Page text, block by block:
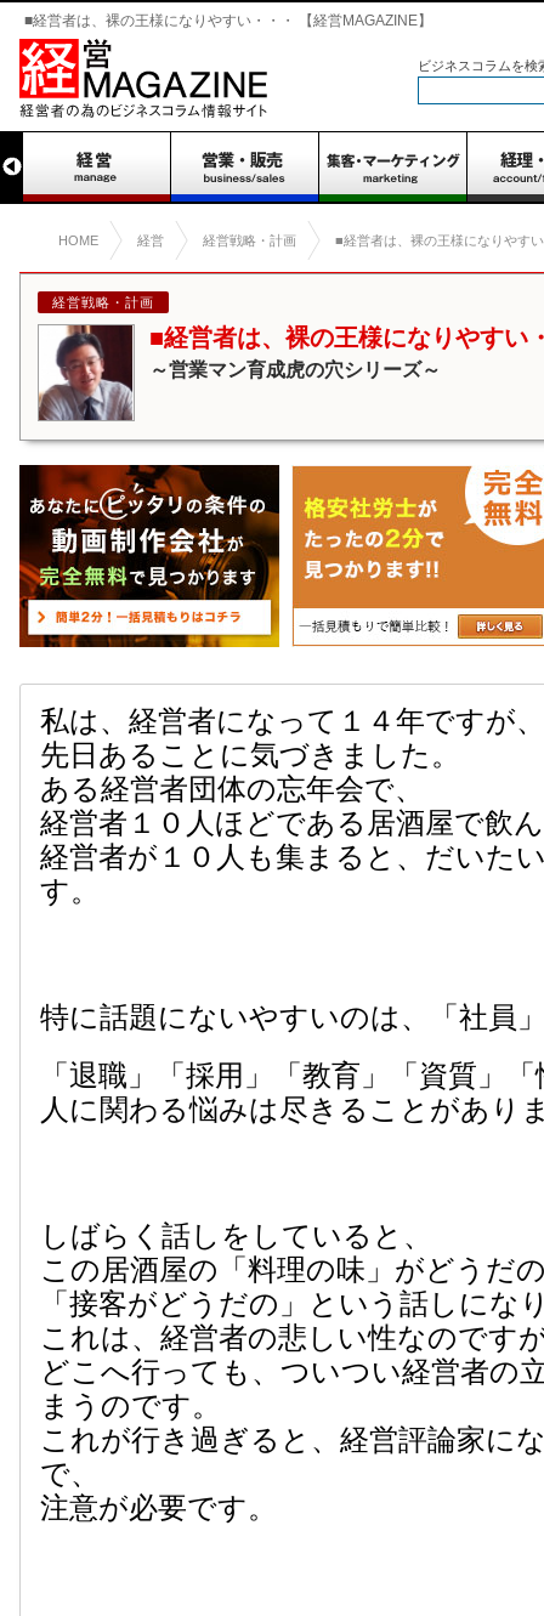
■経営者は、裸の王様になりやすい・・・ 【経営MAGAZINE】
ビジネスコラムを検
HOME 経営 経営戦略・計画 ■経営者は、裸の王様になりやす
経営戦略・計画
■経営者は、裸の王様になりやすい
～営業マン育成虎の穴シリーズ～
私は、経営者になって１４年ですが、
先日あることに気づきました。
ある経営者団体の忘年会で、
経営者１０人ほどである居酒屋で飲
経営者が１０人も集まると、だいた
す。
特に話題にないやすいのは、「社員
「退職」「採用」「教育」「資質」
人に関わる悩みは尽きることがあり
しばらく話しをしていると、
この居酒屋の「料理の味」がどうだ
「接客がどうだの」という話しにな
これは、経営者の悲しい性なのです
どこへ行っても、ついつい経営者の
まうのです。
これが行き過ぎると、経営評論家に
で、
注意が必要です。